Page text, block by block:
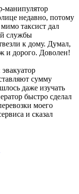
манипулятор
недавно, потому
таксист дал
службы
к дому. Думал,
и дорого. Доволен!
эвакуатор
сумму
даже изучать
быстро сделал
моего
и сказал